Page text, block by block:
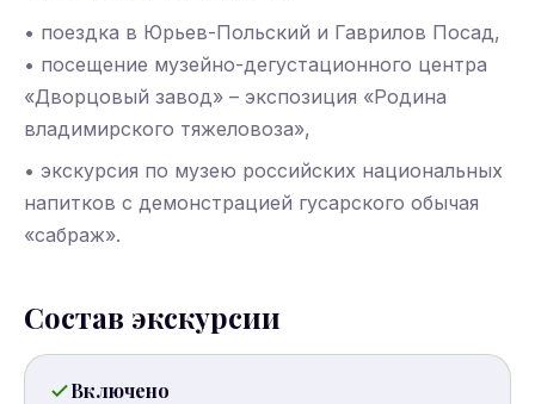
• поездка в Юрьев-Польский и Гаврилов Посад,
• посещение музейно-дегустационного центра
«Дворцовый завод» – экспозиция «Родина
владимирского тяжеловоза»,
• экскурсия по музею российских национальных
напитков с демонстрацией гусарского обычая
«сабраж».
Состав экскурсии
Включено